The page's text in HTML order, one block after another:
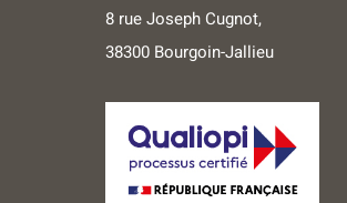
8 rue Joseph Cugnot,
38300 Bourgoin-Jallieu